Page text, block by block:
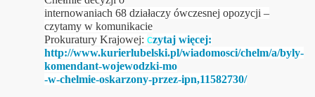
internowaniach 68 działaczy ówczesnej opozycji –
czytamy w komunikacie
Prokuratury Krajowej: czytaj więcej:
http://www.kurierlubelski.pl/wiadomosci/chelm/a/byly-
komendant-wojewodzki-mo
-w-chelmie-oskarzony-przez-ipn,11582730/